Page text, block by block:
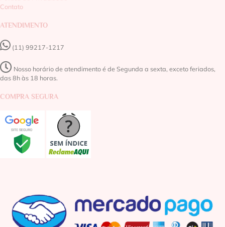
Contato
ATENDIMENTO
(11) 99217-1217‬
Nosso horário de atendimento é de Segunda a sexta, exceto feriados,
das 8h às 18 horas.
COMPRA SEGURA